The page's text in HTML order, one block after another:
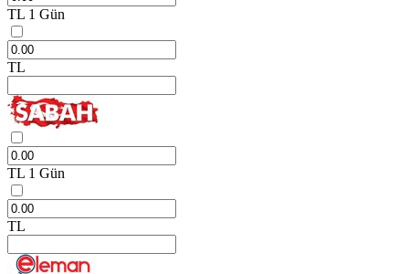
TL 1 Gün
TL
TL 1 Gün
TL